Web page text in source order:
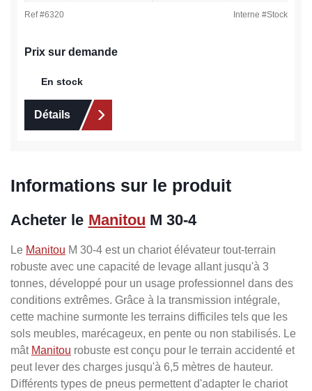
Ref #6320 Interne #Stock
Prix sur demande
En stock
Détails
Informations sur le produit
Acheter le Manitou M 30-4
Le Manitou M 30-4 est un chariot élévateur tout-terrain
robuste avec une capacité de levage allant jusqu'à 3
tonnes, développé pour un usage professionnel dans des
conditions extrêmes. Grâce à la transmission intégrale,
cette machine surmonte les terrains difficiles tels que les
sols meubles, marécageux, en pente ou non stabilisés. Le
mât Manitou robuste est conçu pour le terrain accidenté et
peut lever des charges jusqu'à 6,5 mètres de hauteur.
Différents types de pneus permettent d'adapter le chariot